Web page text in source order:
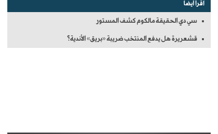
اقرأ أيضاً
سي دي الحقيقة مالكوم كشف المستور
قشعريرة هل يدفع المنتخب ضريبة «بريق» الأندية؟